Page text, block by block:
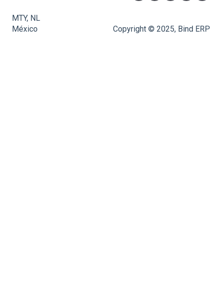
MTY, NL
México
Copyright © 2025, Bind ERP